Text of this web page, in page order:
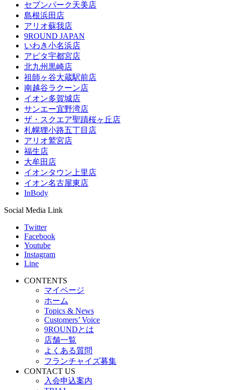
セブンパーク天美店
島根浜田店
アリオ蘇我店
9ROUND JAPAN
いわき小名浜店
アピタ宇都宮店
北九州黒崎店
祖師ヶ谷大蔵駅前店
南越谷ラクーン店
イオン多賀城店
サンエー宜野湾店
ザ・スクエア聖蹟桜ヶ丘店
札幌狸小路五丁目店
アリオ鷲宮店
福生店
大牟田店
イオンタウン上里店
イオン名古屋東店
InBody
Social Media Link
Twitter
Facebook
Youtube
Instagram
Line
CONTENTS
マイページ
ホーム
Topics & News
Customers’ Voice
9ROUNDとは
店舗一覧
よくある質問
フランチャイズ募集
CONTACT US
入会申込案内